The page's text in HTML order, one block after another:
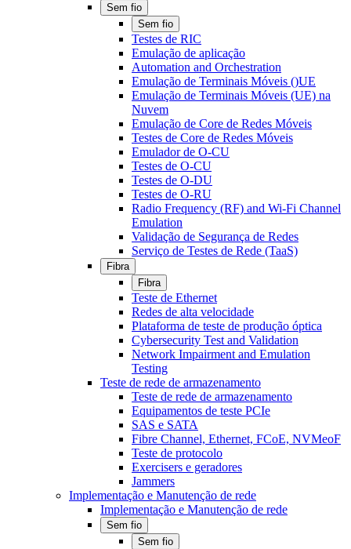
Sem fio
Sem fio
Testes de RIC
Emulação de aplicação
Automation and Orchestration
Emulação de Terminais Móveis ()UE
Emulação de Terminais Móveis (UE) na
Nuvem
Emulação de Core de Redes Móveis
Testes de Core de Redes Móveis
Emulador de O-CU
Testes de O-CU
Testes de O-DU
Testes de O-RU
Radio Frequency (RF) and Wi-Fi Channel
Emulation
Validação de Segurança de Redes
Serviço de Testes de Rede (TaaS)
Fibra
Fibra
Teste de Ethernet
Redes de alta velocidade
Plataforma de teste de produção óptica
Cybersecurity Test and Validation
Network Impairment and Emulation
Testing
Teste de rede de armazenamento
Teste de rede de armazenamento
Equipamentos de teste PCIe
SAS e SATA
Fibre Channel, Ethernet, FCoE, NVMeoF
Teste de protocolo
Exercisers e geradores
Jammers
Implementação e Manutenção de rede
Implementação e Manutenção de rede
Sem fio
Sem fio